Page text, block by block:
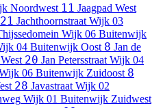
Noordwest 11 Jaagpad West
21 Jachthoornstraat Wijk 03
Wijk 06 Buitenwijk
04 Buitenwijk Oost 8 Jan de
20 Jan Petersstraat Wijk 04
06 Buitenwijk Zuidoost 8
28 Javastraat Wijk 02
Wijk 01 Buitenwijk Zuidwest